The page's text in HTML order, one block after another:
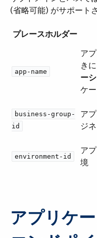
(省略可能) がサポート
プレースホルダー
app-name
ア
きに ​
ー
ケ
business-group-
id
ア
ジ
environment-id
ア
境
アプリケ